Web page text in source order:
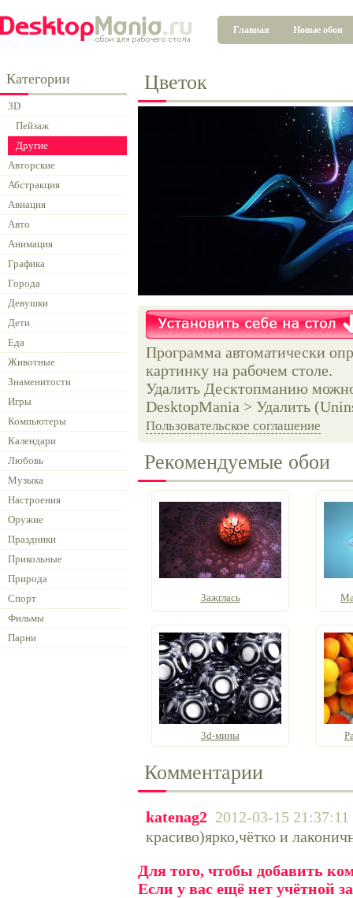
Главная Новые обои
Категории
3D
Пейзаж
Другие
Авторские
Абстракция
Авиация
Авто
Анимация
Графика
Города
Девушки
Дети
Еда
Животные
Знаменитости
Игры
Компьютеры
Календари
Любовь
Музыка
Настроения
Оружие
Праздники
Прикольные
Природа
Спорт
Фильмы
Парни
Цветок
Программа автоматически
картинку на рабочем столе.
Удалить Десктопманию
DesktopMania > Удалить
Пользовательское соглашение
Рекомендуемые обои
Зажглась
3d-мины
Комментарии
katenag2 2012-03-15 21:37:11
красиво)ярко,чётко и
Для того, чтобы добавить
Если у вас ещё нет учётной